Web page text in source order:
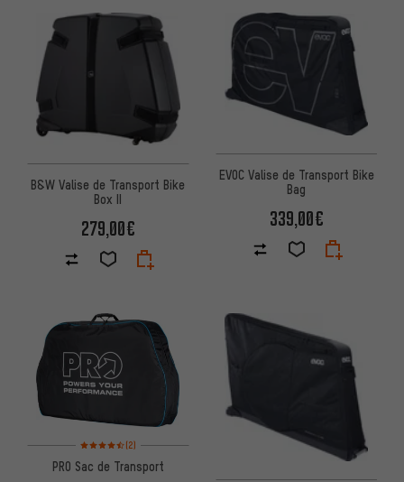
B&W Valise de Transport Bike
Box II
279,00€
EVOC Valise de Transport Bike
Bag
339,00€
Note moyenne : 4,5 sur 5 d'après 2 avis
(2)
PRO Sac de Transport